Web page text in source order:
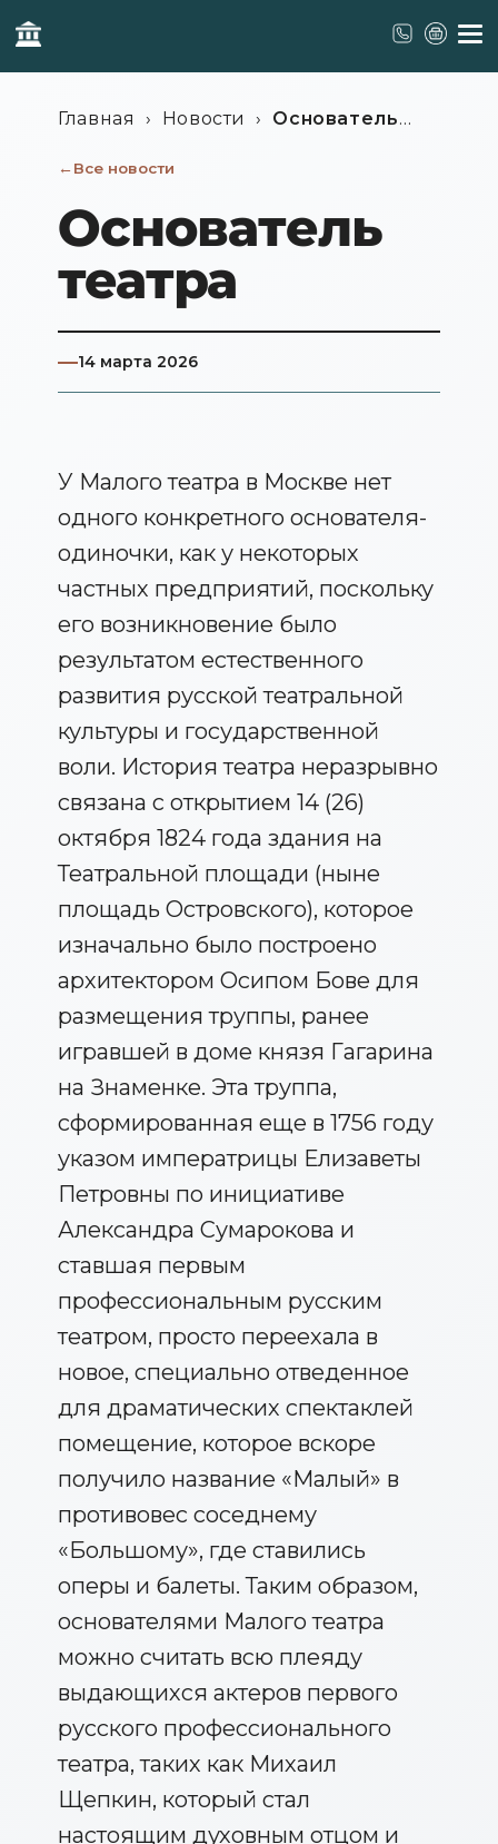
Главная › Новости › Основатель
Все новости
Основатель
театра
14 марта 2026
У Малого театра в Москве нет
одного конкретного основателя-
одиночки, как у некоторых
частных предприятий, поскольку
его возникновение было
результатом естественного
развития русской театральной
культуры и государственной
воли. История театра неразрывно
связана с открытием 14 (26)
октября 1824 года здания на
Театральной площади (ныне
площадь Островского), которое
изначально было построено
архитектором Осипом Бове для
размещения труппы, ранее
игравшей в доме князя Гагарина
на Знаменке. Эта труппа,
сформированная еще в 1756 году
указом императрицы Елизаветы
Петровны по инициативе
Александра Сумарокова и
ставшая первым
профессиональным русским
театром, просто переехала в
новое, специально отведенное
для драматических спектаклей
помещение, которое вскоре
получило название «Малый» в
противовес соседнему
«Большому», где ставились
оперы и балеты. Таким образом,
основателями Малого театра
можно считать всю плеяду
выдающихся актеров первого
русского профессионального
театра, таких как Михаил
Щепкин, который стал
настоящим духовным отцом и